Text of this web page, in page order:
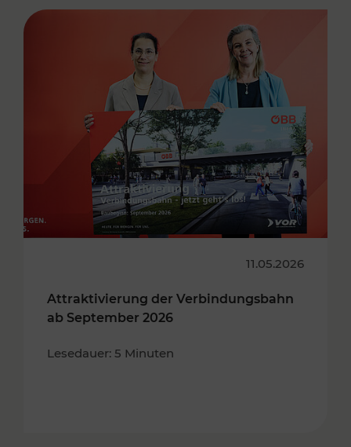
11.05.2026
Attraktivierung der Verbindungsbahn
ab September 2026
Lesedauer: 5 Minuten